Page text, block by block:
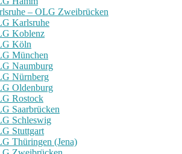
– OLG Zweibrücken
Karlsruhe
Koblenz
Köln
München
Naumburg
Nürnberg
Oldenburg
Rostock
Saarbrücken
Schleswig
Stuttgart
Thüringen (Jena)